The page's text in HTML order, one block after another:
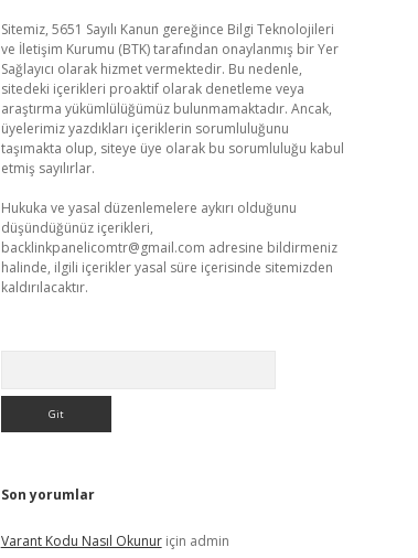
Sitemiz, 5651 Sayılı Kanun gereğince Bilgi Teknolojileri
ve İletişim Kurumu (BTK) tarafından onaylanmış bir Yer
Sağlayıcı olarak hizmet vermektedir. Bu nedenle,
sitedeki içerikleri proaktif olarak denetleme veya
araştırma yükümlülüğümüz bulunmamaktadır. Ancak,
üyelerimiz yazdıkları içeriklerin sorumluluğunu
taşımakta olup, siteye üye olarak bu sorumluluğu kabul
etmiş sayılırlar.
Hukuka ve yasal düzenlemelere aykırı olduğunu
düşündüğünüz içerikleri,
backlinkpanelicomtr@gmail.com adresine bildirmeniz
halinde, ilgili içerikler yasal süre içerisinde sitemizden
kaldırılacaktır.
Son yorumlar
Varant Kodu Nasıl Okunuriçin admin